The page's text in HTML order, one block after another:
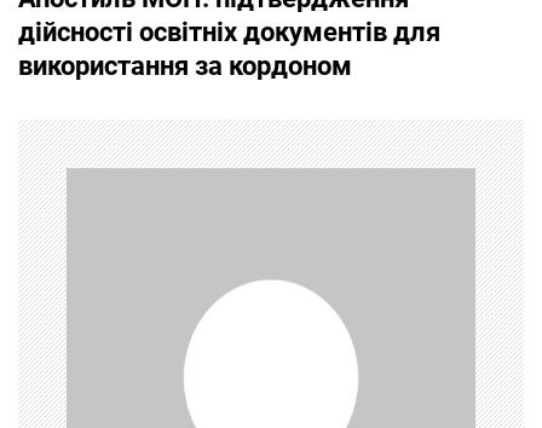
і
г
а
ц
і
я
з
а
дійсності освітніх документів для
використання за кордоном